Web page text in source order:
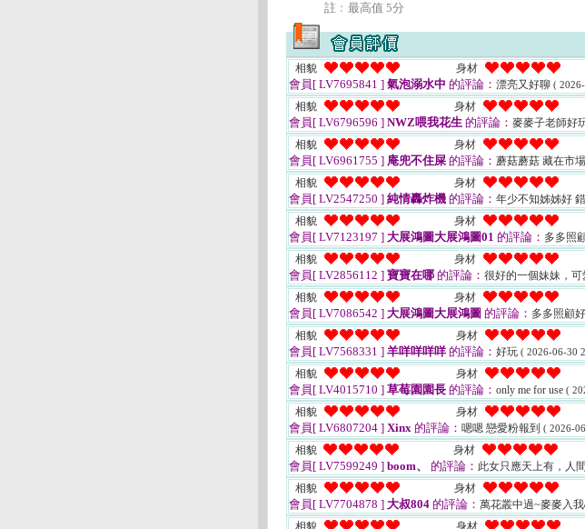
註﹕最高值 5分
相貌 身材
會員[ LV7695841 ] 氣泡溺水中 的評論： 漂亮又好聊 (
相貌 身材
會員[ LV6796596 ] NWZ喂我花生 的評論： 麥麥子老師好
相貌 身材
會員[ LV6961755 ] 庵兜不住屎 的評論： 蘑菇蘑菇 藏在市
相貌 身材
會員[ LV2547250 ] 純情轟炸機 的評論： 年少不知姊姊好
相貌 身材
會員[ LV7123197 ] 大展鴻圖大展鴻圖01 的評論： 多多照
相貌 身材
會員[ LV2856112 ] 寶寶在哪 的評論： 很好的一個妹妹，
相貌 身材
會員[ LV7086542 ] 大展鴻圖大展鴻圖 的評論： 多多照顧
相貌 身材
會員[ LV7568331 ] 羊咩咩咩咩的評論： 好玩 ( 2026-06-30
相貌 身材
會員[ LV4015710 ] 草莓園園長 的評論： only me for use (
相貌 身材
會員[ LV6807204 ] Xinx 的評論： 嗯嗯 戀愛粉報到 ( 2026-
相貌 身材
會員[ LV7599249 ] boom、 的評論： 此女只應天上有，人
相貌 身材
會員[ LV7704878 ] 大叔804 的評論： 萬花叢中過~麥麥入
相貌 身材